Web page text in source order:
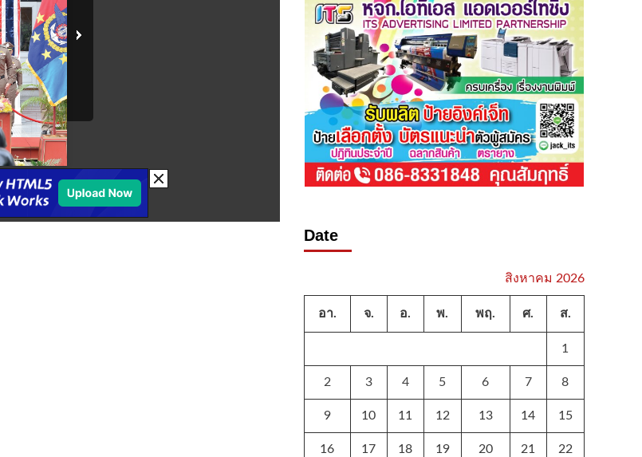
Date
สิงหาคม 2026
อา. จ. อ. พ. พฤ. ศ. ส.
1
2 3 4 5 6 7 8
9 10 11 12 13 14 15
16 17 18 19 20 21 22